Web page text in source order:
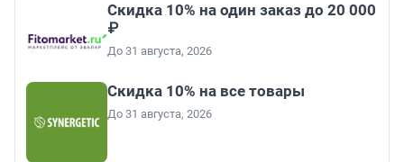
Скидка 10% на один заказ до 20 000
₽
До 31 августа, 2026
Скидка 10% на все товары
До 31 августа, 2026